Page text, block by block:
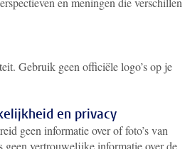
Gebruik geen officiële logo’s op je
en privacy
geen informatie over of foto’s van
vertrouwelijke informatie over de